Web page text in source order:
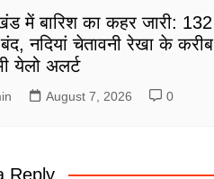
में बारिश का कहर जारी: 132
नदियां चेतावनी रेखा के
येलो अलर्ट
August 7, 2026 0
Reply